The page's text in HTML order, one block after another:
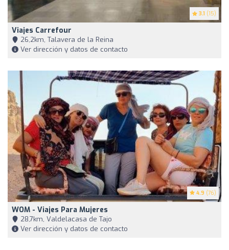
3.1 (15)
Viajes Carrefour
26,2km, Talavera de la Reina
Ver dirección y datos de contacto
4.9 (76)
WOM - Viajes Para Mujeres
28,7km, Valdelacasa de Tajo
Ver dirección y datos de contacto